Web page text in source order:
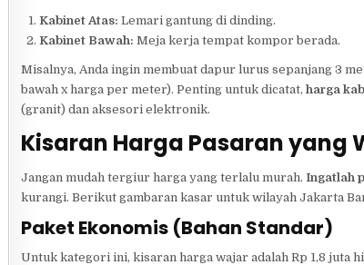
Kabinet Atas: Lemari gantung di dinding.
Kabinet Bawah: Meja kerja tempat kompor berada.
Misalnya, Anda ingin membuat dapur lurus sepanjang 3
bawah x harga per meter). Penting untuk dicatat, harga
(granit) dan aksesori elektronik.
Kisaran Harga Pasaran yang
Jangan mudah tergiur harga yang terlalu murah. Ingatlah
kurangi. Berikut gambaran kasar untuk wilayah Jakarta
Paket Ekonomis (Bahan Standar)
Untuk kategori ini, kisaran harga wajar adalah Rp 1,8 juta